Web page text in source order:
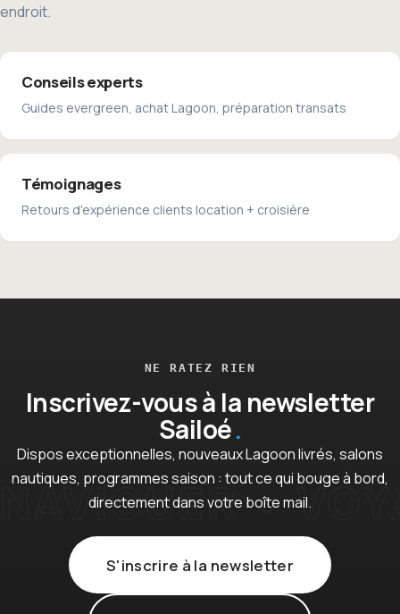
endroit.
Conseils experts
Guides evergreen, achat Lagoon, préparation transats
Témoignages
Retours d'expérience clients location + croisière
NE RATEZ RIEN
Inscrivez-vous à la newsletter
Sailoé
Dispos exceptionnelles, nouveaux Lagoon livrés, salons
nautiques, programmes saison : tout ce qui bouge à bord,
directement dans votre boîte mail.
S'inscrire à la newsletter